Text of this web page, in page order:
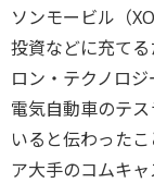
ソンモービル（
投資などに充て
ロン・テクノロ
電気自動車のテ
いると伝わった
ア大手のコムキ